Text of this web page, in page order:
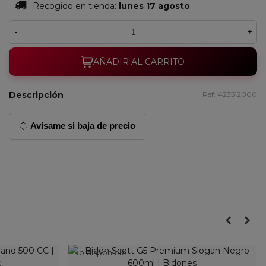
Recogido en tienda: lunes 17 agosto
- +
AÑADIR AL CARRITO
Descripción Ref: 423512000
Avísame si baja de precio
No disponible